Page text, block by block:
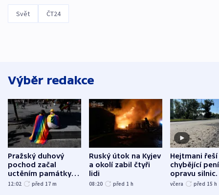
Svět ČT24
Výběr redakce
Pražský duhový
pochod začal
uctěním památky
obětí berlínského
12:02 před 17 m
Ruský útok na Kyjev
a okolí zabil čtyři
lidi
08:20 před 1 h
Hejtmani řeší
chybějící
opravu silnic.
nenárokové,
včera před 15 h